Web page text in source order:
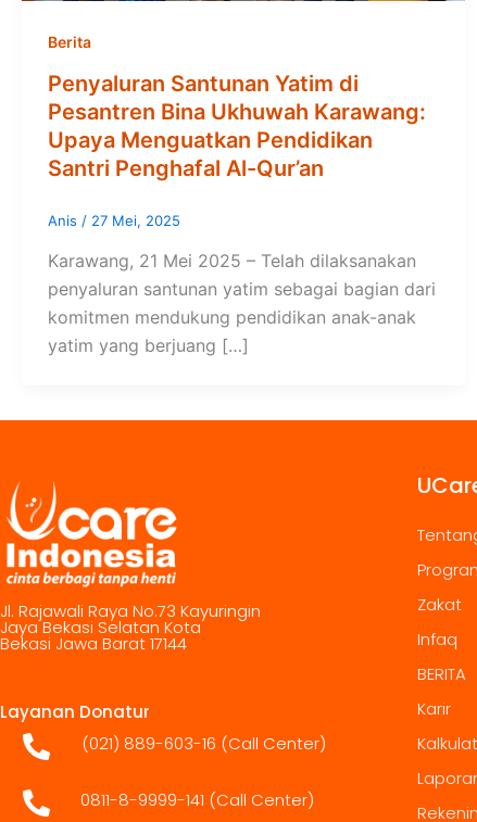
Berita
Penyaluran Santunan Yatim di
Pesantren Bina Ukhuwah Karawang:
Upaya Menguatkan Pendidikan
Santri Penghafal Al-Qur’an
Anis / 27 Mei, 2025
Karawang, 21 Mei 2025 – Telah dilaksanakan
penyaluran santunan yatim sebagai bagian dari
komitmen mendukung pendidikan anak-anak
yatim yang berjuang […]
Jl. Rajawali Raya No.73 Kayuringin
Jaya Bekasi Selatan Kota
Bekasi Jawa Barat 17144
Layanan Donatur
(021) 889-603-16 (Call Center)
0811-8-9999-141 (Call Center)
Zakat
Infaq
BERITA
Karir